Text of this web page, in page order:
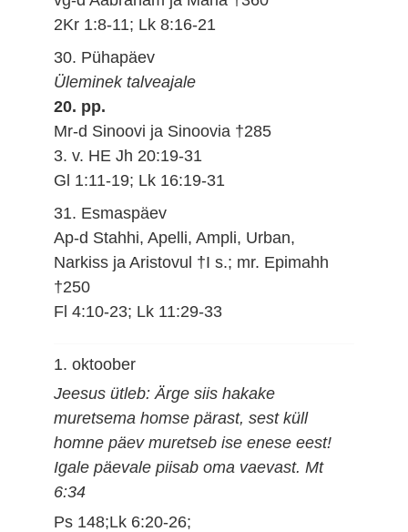
2Kr 1:8-11; Lk 8:16-21
30. Pühapäev
Üleminek talveajale
20. pp.
Mr-d Sinoovi ja Sinoovia †285
3. v. HE Jh 20:19-31
Gl 1:11-19; Lk 16:19-31
31. Esmaspäev
Ap-d Stahhi, Apelli, Ampli, Urban,
Narkiss ja Aristovul †I s.; mr. Epimahh
†250
Fl 4:10-23; Lk 11:29-33
1. oktoober
Jeesus ütleb: Ärge siis hakake
muretsema homse pärast, sest küll
homne päev muretseb ise enese eest!
Igale päevale piisab oma vaevast. Mt
6:34
Ps 148;Lk 6:20-26;